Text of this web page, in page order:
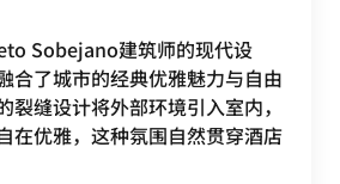
Sobejano建筑师的现代设
合了城市的经典优雅魅力与自由
裂缝设计将外部环境引入室内，
在优雅，这种氛围自然贯穿酒店